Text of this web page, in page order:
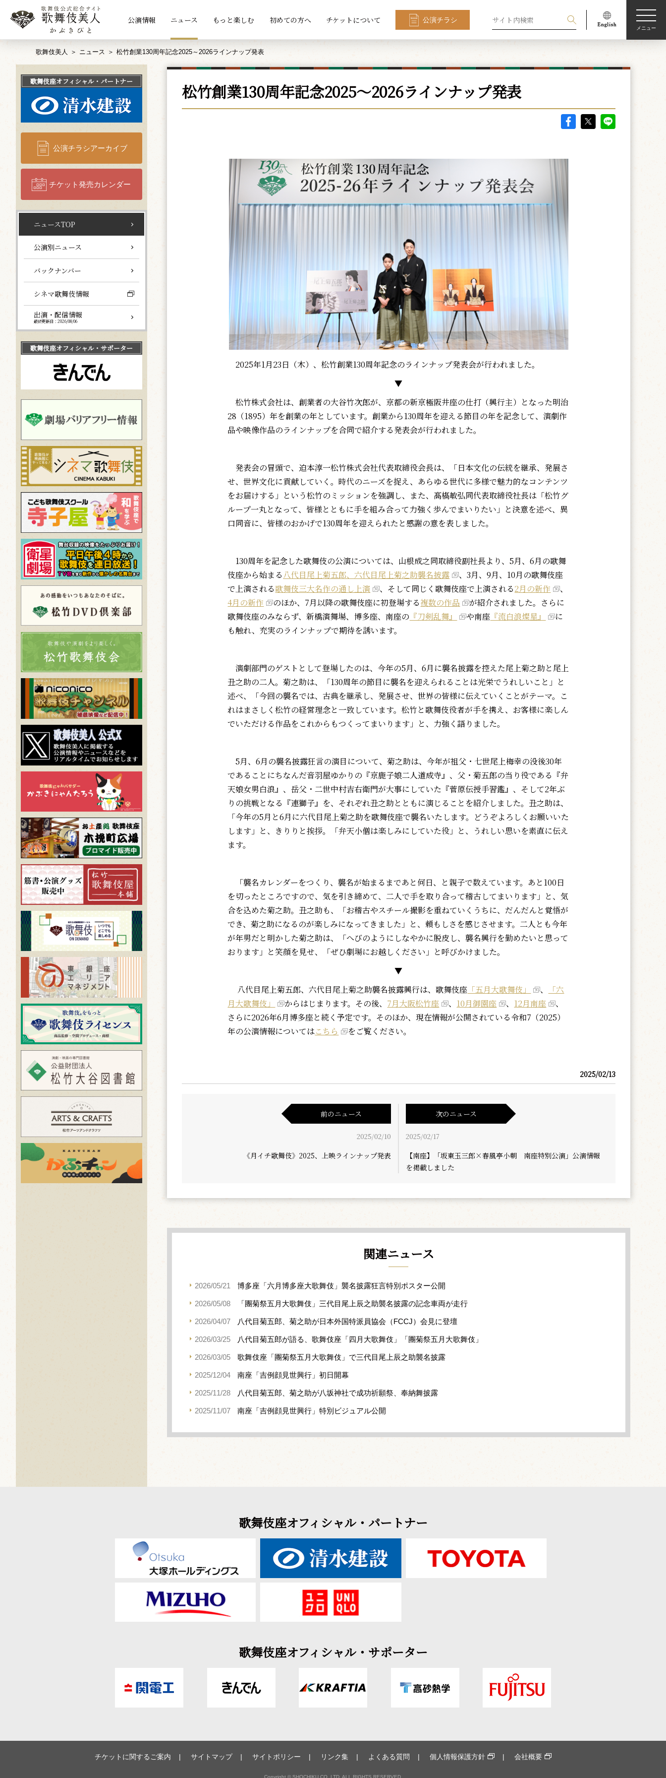
公演情報 ニュース もっと楽しむ 初めての方へ チケットについて 公演チラシ
メニュー
歌舞伎美人 ニュース 松竹創業130周年記念2025～2026ラインナップ発表
松竹創業130周年記念2025～2026ラインナップ発表
2025年1月23日（木）、松竹創業130周年記念のラインナップ発表会が行われました。
▼
松竹株式会社は、創業者の大谷竹次郎が、京都の新京極阪井座の仕打（興行主）となった明治
28（1895）年を創業の年としています。創業から130周年を迎える節目の年を記念して、演劇作
品や映像作品のラインナップを合同で紹介する発表会が行われました。
発表会の冒頭で、迫本淳一松竹株式会社代表取締役会長は、「日本文化の伝統を継承、発展さ
せ、世界文化に貢献していく。時代のニーズを捉え、あらゆる世代に多様で魅力的なコンテンツ
をお届けする」という松竹のミッションを強調し、また、髙𣘺敏弘同代表取締役社長は「松竹グ
ループ一丸となって、皆様とともに手を組み合って力強く歩んでまいりたい」と決意を述べ、異
口同音に、皆様のおかげで130周年を迎えられたと感謝の意を表しました。
130周年を記念した歌舞伎の公演については、山根成之同取締役副社長より、5月、6月の歌舞
伎座から始まる八代目尾上菊五郎、六代目尾上菊之助襲名披露
、3月、9月、10月の歌舞伎座
で上演される歌舞伎三大名作の通し上演 、そして同じく歌舞伎座で上演される2月の新作
、
4月の新作
のほか、7月以降の歌舞伎座に初登場する複数の作品
が紹介されました。さらに
歌舞伎座のみならず、新橋演舞場、博多座、南座の 『刀剣乱舞』 や南座 『流白浪燦星』
に
も触れ、充実のラインナップで期待を誘います。
演劇部門のゲストとして登場したのは、今年の5月、6月に襲名披露を控えた尾上菊之助と尾上
丑之助の二人。菊之助は、「130周年の節目に襲名を迎えられることは光栄でうれしいこと」と
述べ、「今回の襲名では、古典を継承し、発展させ、世界の皆様に伝えていくことがテーマ。こ
れはまさしく松竹の経営理念と一致しています。松竹と歌舞伎役者が手を携え、お客様に楽しん
でいただける作品をこれからもつくってまいります」と、力強く語りました。
5月、6月の襲名披露狂言の演目について、菊之助は、今年が祖父・七世尾上梅幸の没後30年
であることにちなんだ音羽屋ゆかりの『京鹿子娘二人道成寺』、父・菊五郎の当り役である『弁
天娘女男白浪』、岳父・二世中村吉右衛門が大事にしていた『菅原伝授手習鑑』、そして2年ぶ
りの挑戦となる『連獅子』を、それぞれ丑之助とともに演じることを紹介しました。丑之助は、
「今年の5月と6月に六代目尾上菊之助を歌舞伎座で襲名いたします。どうぞよろしくお願いいた
します」と、きりりと挨拶。「弁天小僧は楽しみにしていた役」と、うれしい思いを素直に伝え
ます。
「襲名カレンダーをつくり、襲名が始まるまであと何日、と親子で数えています。あと100日
を切ったところですので、気を引き締めて、二人で手を取り合って稽古してまいります」と、気
合を込めた菊之助。丑之助も、「お稽古やスチール撮影を重ねていくうちに、だんだんと覚悟が
でき、菊之助になるのが楽しみになってきました」と、頼もしさを感じさせます。二人とも今年
が年男だと明かした菊之助は、「へびのようにしなやかに脱皮し、襲名興行を勤めたいと思って
おります」と笑顔を見せ、「ぜひ劇場にお越しください」と呼びかけました。
▼
八代目尾上菊五郎、六代目尾上菊之助襲名披露興行は、歌舞伎座 「五月大歌舞伎」 、
「六
月大歌舞伎」
からはじまります。その後、 7月大阪松竹座 、 10月御園座 、 12月南座
、
さらに2026年6月博多座と続く予定です。そのほか、現在情報が公開されている令和7（2025）
年の公演情報についてはこちら をご覧ください。
2025/02/13
前のニュース
2025/02/10
《月イチ歌舞伎》2025、上映ラインナップ発表
次のニュース
2025/02/17
【南座】「坂東玉三郎×春風亭小朝 南座特別公演」公演情報
を掲載しました
関連ニュース
2026/05/21 博多座「六月博多座大歌舞伎」襲名披露狂言特別ポスター公開
2026/05/08 「團菊祭五月大歌舞伎」三代目尾上辰之助襲名披露の記念車両が走行
2026/04/07 八代目菊五郎、菊之助が日本外国特派員協会（FCCJ）会見に登壇
2026/03/25 八代目菊五郎が語る、歌舞伎座「四月大歌舞伎」「團菊祭五月大歌舞伎」
2026/03/05 歌舞伎座「團菊祭五月大歌舞伎」で三代目尾上辰之助襲名披露
2025/12/04 南座「吉例顔見世興行」初日開幕
2025/11/28 八代目菊五郎、菊之助が八坂神社で成功祈願祭、奉納舞披露
2025/11/07 南座「吉例顔見世興行」特別ビジュアル公開
歌舞伎座オフィシャル・パートナー
公演チラシアーカイブ
チケット発売カレンダー
ニュースTOP
公演別ニュース
バックナンバー
シネマ歌舞伎情報
出演・配信情報
最終更新日：2026/08/06
歌舞伎座オフィシャル・サポーター
歌舞伎座オフィシャル・パートナー
歌舞伎座オフィシャル・サポーター
チケットに関するご案内 サイトマップ サイトポリシー リンク集 よくある質問 個人情報保護方針 会社概要
Copyright © SHOCHIKU CO.,LTD. ALL RIGHTS RESERVED.